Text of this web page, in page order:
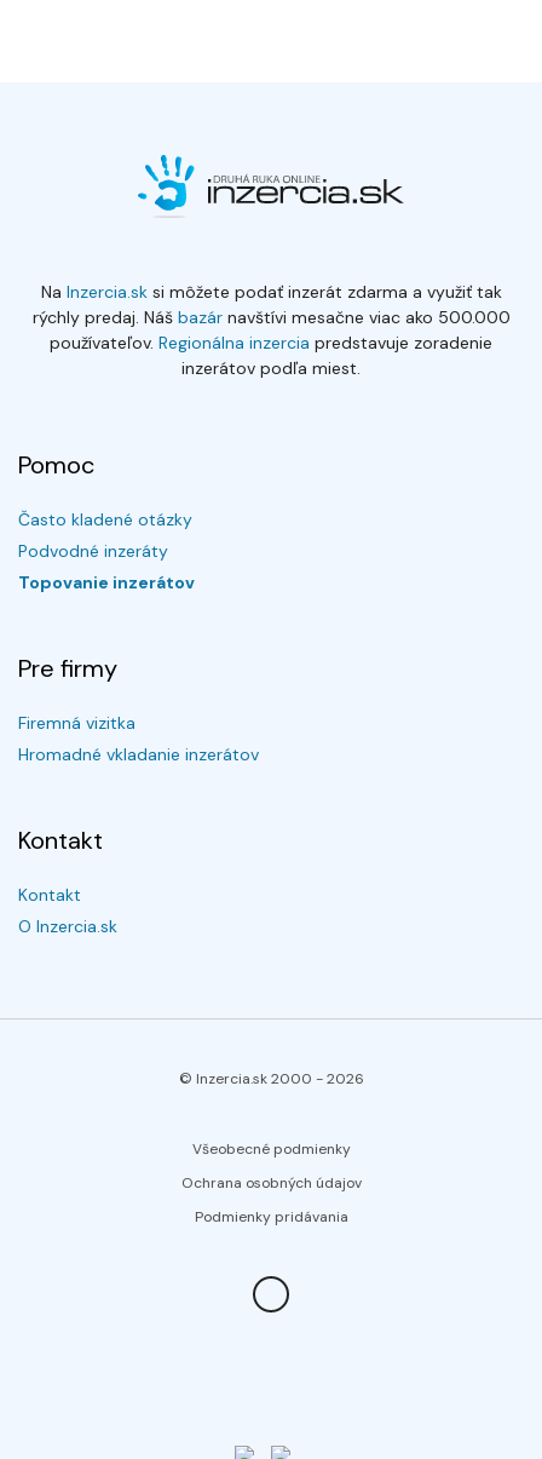
Na Inzercia.sksi môžete podať inzerát zdarma a využiť tak
rýchly predaj. Náš bazárnavštívi mesačne viac ako 500.000
používateľov. Regionálna inzercia predstavuje zoradenie
inzerátov podľa miest.
Pomoc
Často kladené otázky
Podvodné inzeráty
Topovanie inzerátov
Pre firmy
Firemná vizitka
Hromadné vkladanie inzerátov
Kontakt
Kontakt
O Inzercia.sk
© Inzercia.sk 2000 -2026
Všeobecné podmienky
Ochrana osobných údajov
Podmienky pridávania